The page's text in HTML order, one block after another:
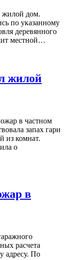
жилой дом.
по указанному
деревянного
местной…
жилой
в частном
запах гари
из комнат.
о
в
расчета
адресу. По